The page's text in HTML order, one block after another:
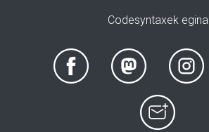
Codesyntaxek egina